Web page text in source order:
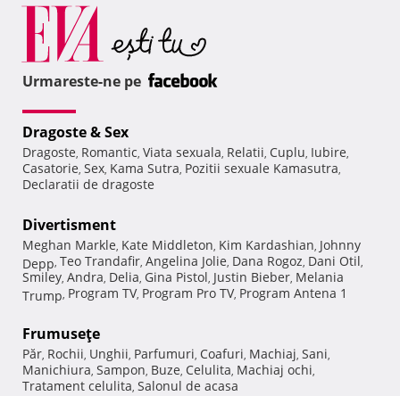
Urmareste-ne pe
Dragoste & Sex
Dragoste, Romantic, Viata sexuala, Relatii, Cuplu, Iubire,
Casatorie, Sex, Kama Sutra, Pozitii sexuale Kamasutra,
Declaratii de dragoste
Divertisment
Meghan Markle, Kate Middleton, Kim Kardashian, Johnny
Depp, Teo Trandafir, Angelina Jolie, Dana Rogoz, Dani Otil,
Smiley, Andra, Delia, Gina Pistol, Justin Bieber, Melania
Trump, Program TV, Program Pro TV, Program Antena 1
Frumuseţe
Păr, Rochii, Unghii, Parfumuri, Coafuri, Machiaj, Sani,
Manichiura, Sampon, Buze, Celulita, Machiaj ochi,
Tratament celulita, Salonul de acasa